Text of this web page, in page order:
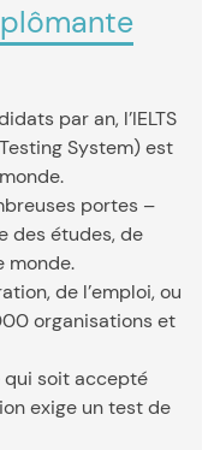
par an, l’IELTS
System) est
portes –
des études, de
monde.
de l’emploi, ou
organisations et
qui soit accepté
exige un test de